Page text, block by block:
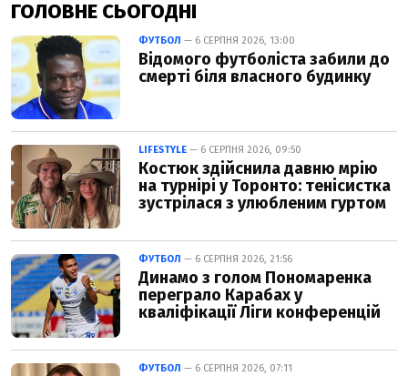
ГОЛОВНЕ СЬОГОДНІ
ФУТБОЛ — 6 СЕРПНЯ 2026, 13:00
Відомого футболіста забили до
смерті біля власного будинку
LIFESTYLE — 6 СЕРПНЯ 2026, 09:50
Костюк здійснила давню мрію
на турнірі у Торонто: тенісистка
зустрілася з улюбленим гуртом
ФУТБОЛ — 6 СЕРПНЯ 2026, 21:56
Динамо з голом Пономаренка
переграло Карабах у
кваліфікації Ліги конференцій
ФУТБОЛ — 6 СЕРПНЯ 2026, 07:11